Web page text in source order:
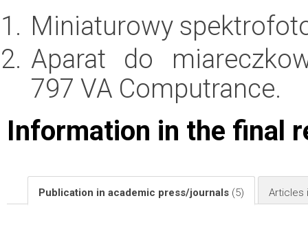
Miniaturowy
Aparat do
797 VA Computrance.
Information in the final
Publication in academic press/journals (5) Articles